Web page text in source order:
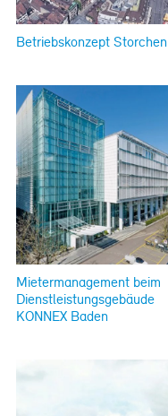
Betriebskonzept Storchen
Mietermanagement beim
Dienstleistungsgebäude
KONNEX Baden